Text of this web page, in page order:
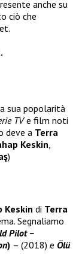
anche su
ciò che
sua popolarità
TVe film noti
deve a Terra
Keskin
)
Keskin di Terra
Segnaliamo
Pilot –
) – (2018) e Ölü